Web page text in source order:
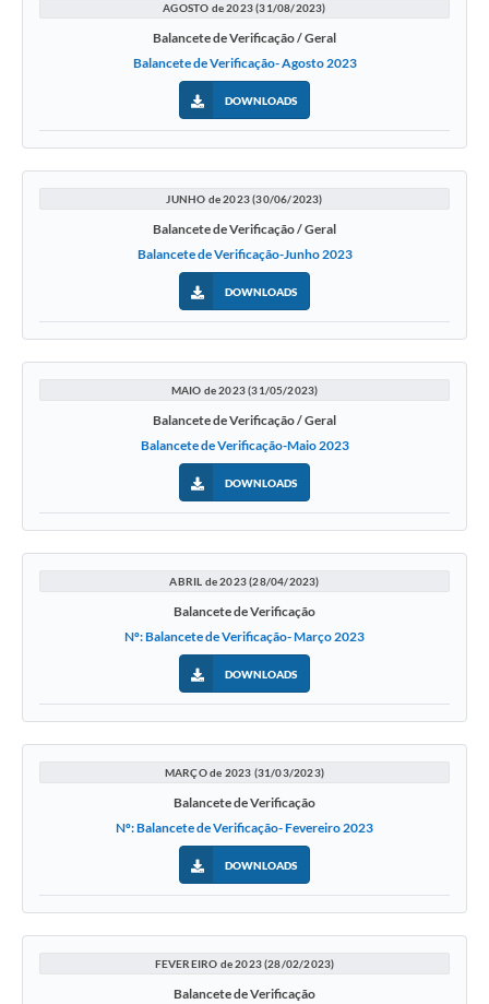
AGOSTO de 2023 (31/08/2023)
Balancete de Verificação / Geral
Balancete de Verificação- Agosto 2023
DOWNLOADS
JUNHO de 2023 (30/06/2023)
Balancete de Verificação / Geral
Balancete de Verificação-Junho 2023
DOWNLOADS
MAIO de 2023 (31/05/2023)
Balancete de Verificação / Geral
Balancete de Verificação-Maio 2023
DOWNLOADS
ABRIL de 2023 (28/04/2023)
Balancete de Verificação
Nº: Balancete de Verificação- Março 2023
DOWNLOADS
MARÇO de 2023 (31/03/2023)
Balancete de Verificação
Nº: Balancete de Verificação- Fevereiro 2023
DOWNLOADS
FEVEREIRO de 2023 (28/02/2023)
Balancete de Verificação